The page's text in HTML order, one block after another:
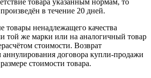
товара указанным нормам, то
в течение 20 дней.
товары ненадлежащего качества
той же марки или на аналогичный товар
стоимости. Возврат
аннулирования договора купли-продажи
стоимости товара.